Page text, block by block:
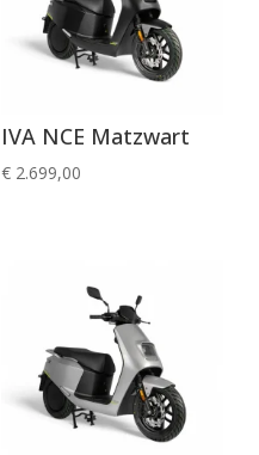
IVA NCE Matzwart
€2.699,00